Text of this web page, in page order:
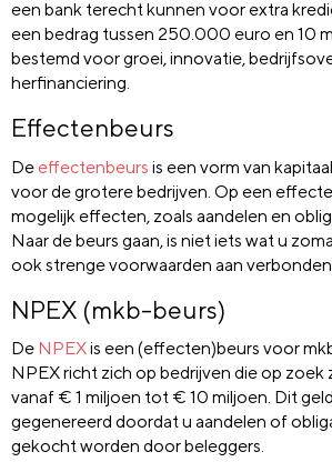
een bank terecht kunnen voor extra
een bedrag tussen 250.000 euro en 10
bestemd voor groei, innovatie,
herfinanciering.
Effectenbeurs
De effectenbeurs is een vorm van
voor de grotere bedrijven. Op een
mogelijk effecten, zoals aandelen en
Naar de beurs gaan, is niet iets wat u
ook strenge voorwaarden aan verbonden.
NPEX (mkb-beurs)
De NPEXis een (effecten)beurs voor
NPEX richt zich op bedrijven die op zoek
vanaf € 1 miljoen tot € 10 miljoen. Dit
gegenereerd doordat u aandelen of
gekocht worden door beleggers.